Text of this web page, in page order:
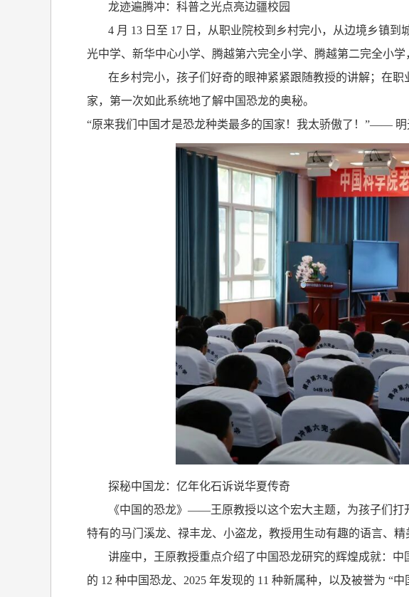
龙迹遍腾冲：科普之光点亮边疆校园
4 月 13 日至 17 日，从职业院校到乡村完小，从边境乡镇
光中学、新华中心小学、腾越第六完全小学、腾越第二完全小学
在乡村完小，孩子们好奇的眼神紧紧跟随教授的讲解；在
家，第一次如此系统地了解中国恐龙的奥秘。
“原来我们中国才是恐龙种类最多的国家！我太骄傲了！”——
探秘中国龙：亿年化石诉说华夏传奇
《中国的恐龙》——王原教授以这个宏大主题，为孩子们打
特有的马门溪龙、禄丰龙、小盗龙，教授用生动有趣的语言、
讲座中，王原教授重点介绍了中国恐龙研究的辉煌成就：中
的 12 种中国恐龙、 2025 年发现的 11 种新属种，以及被誉为 “